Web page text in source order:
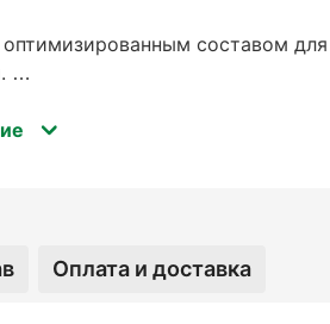
составом
Оплата и доставка